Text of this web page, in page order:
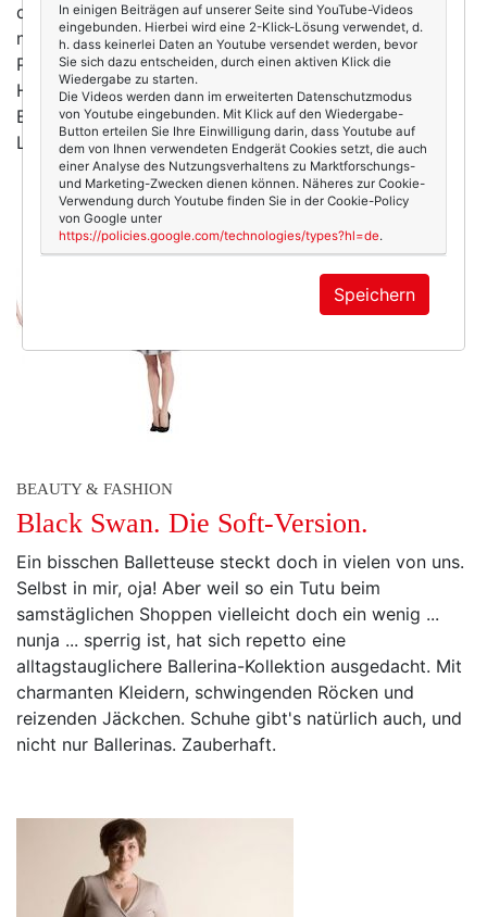
das Schönste sind die überraschendenPlingsin
meinem Postfach. Irgendwann Ende Februar wieder:
Pling! Und: „Guten Tag, wir sind die XY-Agentur und
Herr Thomas Rath hätte Sie gerne als Model?!" –
Bitteeee???? Haargenau so begann mein kleines
Laufsteg-Abenteuer, das mich für die neue… mehr
BEAUTY & FASHION
Black Swan. Die Soft-Version.
Ein bisschen Balletteuse steckt doch in vielen von uns.
Selbst in mir, oja! Aber weil so ein Tutu beim
samstäglichen Shoppen vielleicht doch ein wenig ...
nunja ... sperrig ist, hat sich repetto eine
alltagstauglichere Ballerina-Kollektion ausgedacht. Mit
charmanten Kleidern, schwingenden Röcken und
reizenden Jäckchen. Schuhe gibt's natürlich auch, und
nicht nur Ballerinas. Zauberhaft.
In einigen Beiträgen auf unserer Seite sind YouTube-Videos
eingebunden. Hierbei wird eine 2-Klick-Lösung verwendet, d.
h. dass keinerlei Daten an Youtube versendet werden, bevor
Sie sich dazu entscheiden, durch einen aktiven Klick die
Wiedergabe zu starten.
Die Videos werden dann im erweiterten Datenschutzmodus
von Youtube eingebunden. Mit Klick auf den Wiedergabe-
Button erteilen Sie Ihre Einwilligung darin, dass Youtube auf
dem von Ihnen verwendeten Endgerät Cookies setzt, die auch
einer Analyse des Nutzungsverhaltens zu Marktforschungs-
und Marketing-Zwecken dienen können. Näheres zur Cookie-
Verwendung durch Youtube finden Sie in der Cookie-Policy
von Google unter
https://policies.google.com/technologies/types?hl=de.
Speichern